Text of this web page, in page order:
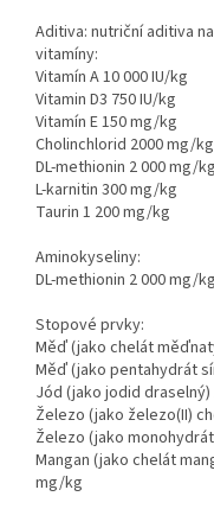
Aditiva: nutriční aditiva
vitamíny:
Vitamín A 10 000 IU/kg
Vitamin D3 750 IU/kg
Vitamín E 150 mg/kg
Cholinchlorid 2000 mg/kg
DL-methionin 2 000 mg/kg
L-karnitin 300 mg/kg
Taurin 1 200 mg/kg
Aminokyseliny:
DL-methionin 2 000 mg/kg
Stopové prvky:
Měď (jako chelát
Měď (jako pentahydrát
Jód (jako jodid
Železo (jako železo(II)
Železo (jako
Mangan (jako chelát
mg/kg